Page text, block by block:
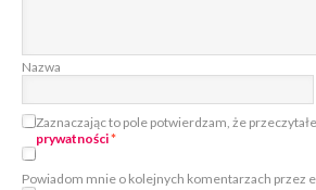
Nazwa
Zaznaczając to pole potwierdzam, że
prywatności*
Powiadom mnie o kolejnych komentarzach przez